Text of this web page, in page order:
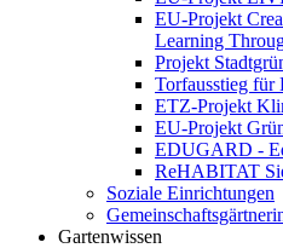
EU-Projekt
Learning
Projekt
Torfausstieg für
ETZ-Projekt
EU-Projekt
EDUGARD -
ReHABITAT
Soziale Einrichtungen
Gartenwissen